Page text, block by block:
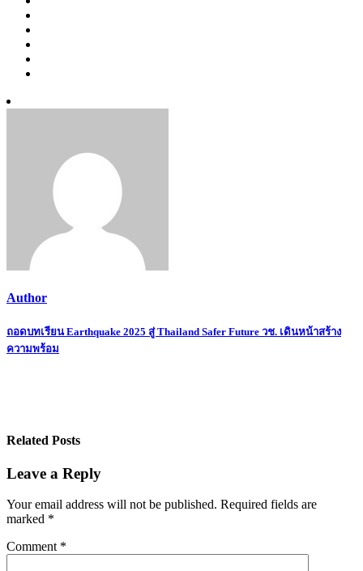
Author
Post
navigation
ถอดบทเรียน Earthquake 2025 สู่ Thailand Safer Future วช. เดินหน้าสร้าง
ความพร้อม
Related Posts
Leave a Reply
Your email address will not be published. Required fields are
marked *
Comment *